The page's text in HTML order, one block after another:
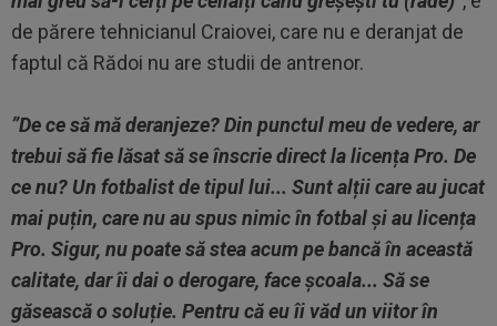
de părere tehnicianul Craiovei, care nu e deranjat de
faptul că Rădoi nu are studii de antrenor.
”De ce să mă deranjeze? Din punctul meu de vedere, ar
trebui să fie lăsat să se înscrie direct la licența Pro. De
ce nu? Un fotbalist de tipul lui... Sunt alții care au jucat
mai puțin, care nu au spus nimic în fotbal și au licența
Pro. Sigur, nu poate să stea acum pe bancă în această
calitate, dar îi dai o derogare, face școala... Să se
găsească o soluție. Pentru că eu îi văd un viitor în